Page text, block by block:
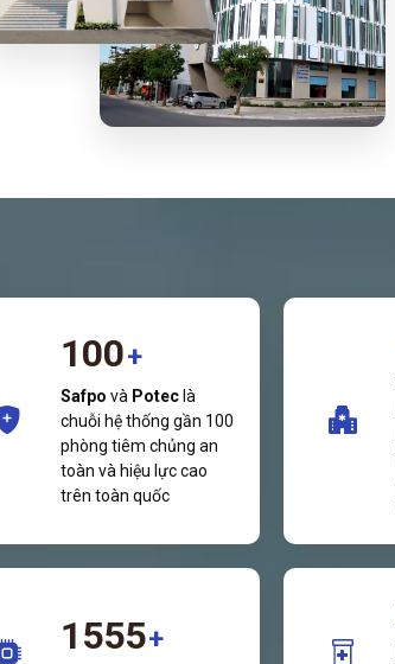
100+
Safpo và Poteclà
chuỗi hệ thống gần 100
phòng tiêm chủng an
toàn và hiệu lực cao
trên toàn quốc
1555+